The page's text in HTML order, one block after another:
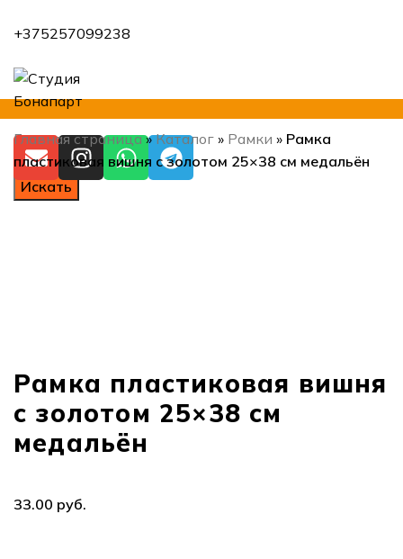
+375257099238
Искать
Главная страница»Каталог » Рамки » Рамка
пластиковая вишня с золотом 25×38 см медальён
Рамка пластиковая вишня
с золотом 25×38 см
медальён
33.00 руб.